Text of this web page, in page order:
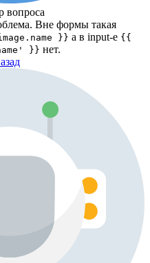
вопроса
Вне формы такая
}} а в input-е {{
}} нет.